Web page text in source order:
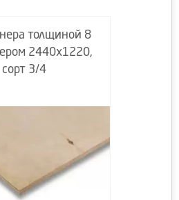
толщиной 8
2440х1220,
сорт 3/4